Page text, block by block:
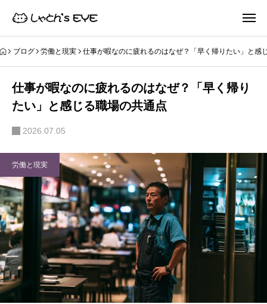
ブログ 労働と現実 仕事が暇なのに疲れるのはなぜ？「早く帰りたい」と感
仕事が暇なのに疲れるのはなぜ？「早く帰り
たい」と感じる職場の共通点
2026.07.05
労働と現実